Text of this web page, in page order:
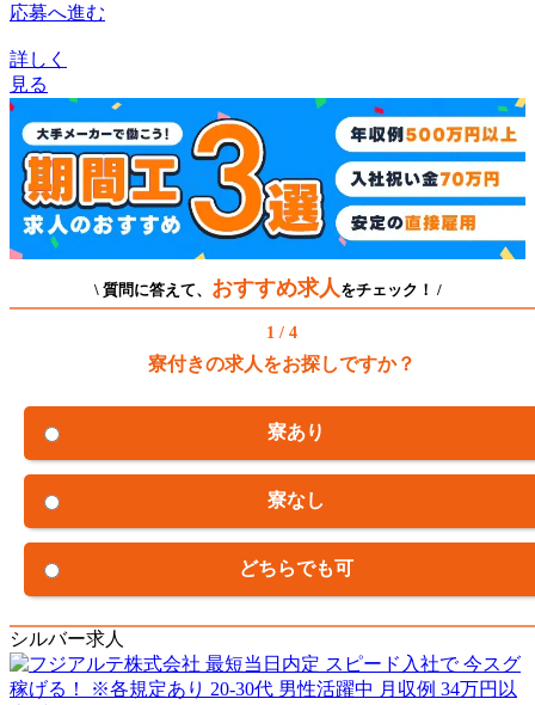
応募へ進む
詳しく
見る
\ 質問に答えて、 おすすめ求人 をチェック！ /
1 / 4
寮付きの求人をお探しですか？
寮あり
寮なし
どちらでも可
シルバー求人